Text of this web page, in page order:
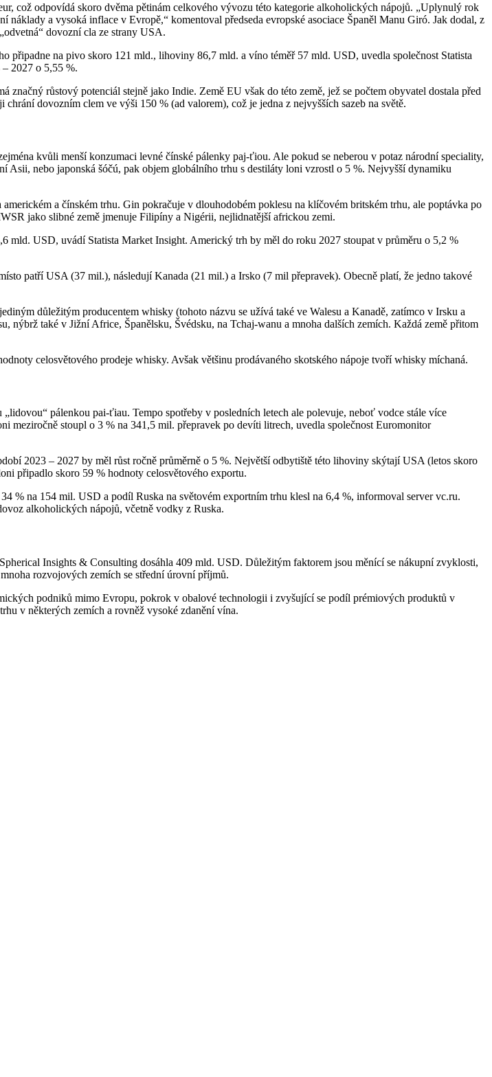
což odpovídá skoro dvěma pětinám celkového vývozu této kategorie alkoholických nápojů. „Uplynulý rok
a vysoká inflace v Evropě,“ komentoval předseda evropské asociace Španěl Manu Giró. Jak dodal, z
dovozní cla ze strany USA.
na pivo skoro 121 mld., lihoviny 86,7 mld. a víno téměř 57 mld. USD, uvedla společnost Statista
2027 o 5,55 %.
růstový potenciál stejně jako Indie. Země EU však do této země, jež se počtem obyvatel dostala před
dovozním clem ve výši 150 % (ad valorem), což je jedna z nejvyšších sazeb na světě.
kvůli menší konzumaci levné čínské pálenky paj-ťiou. Ale pokud se neberou v potaz národní speciality,
nebo japonská šóčú, pak objem globálního trhu s destiláty loni vzrostl o 5 %. Nejvyšší dynamiku
a čínském trhu. Gin pokračuje v dlouhodobém poklesu na klíčovém britském trhu, ale poptávka po
jako slibné země jmenuje Filipíny a Nigérii, nejlidnatější africkou zemi.
USD, uvádí Statista Market Insight. Americký trh by měl do roku 2027 stoupat v průměru o 5,2 %
patří USA (37 mil.), následují Kanada (21 mil.) a Irsko (7 mil přepravek). Obecně platí, že jedno takové
důležitým producentem whisky (tohoto názvu se užívá také ve Walesu a Kanadě, zatímco v Irsku a
také v Jižní Africe, Španělsku, Švédsku, na Tchaj-wanu a mnoha dalších zemích. Každá země přitom
celosvětového prodeje whisky. Avšak většinu prodávaného skotského nápoje tvoří whisky míchaná.
pálenkou pai-ťiau. Tempo spotřeby v posledních letech ale polevuje, neboť vodce stále více
stoupl o 3 % na 341,5 mil. přepravek po devíti litrech, uvedla společnost Euromonitor
2023 – 2027 by měl růst ročně průměrně o 5 %. Největší odbytiště této lihoviny skýtají USA (letos skoro
připadlo skoro 59 % hodnoty celosvětového exportu.
% na 154 mil. USD a podíl Ruska na světovém exportním trhu klesl na 6,4 %, informoval server vc.ru.
alkoholických nápojů, včetně vodky z Ruska.
Insights & Consulting dosáhla 409 mld. USD. Důležitým faktorem jsou měnící se nákupní zvyklosti,
rozvojových zemích se střední úrovní příjmů.
podniků mimo Evropu, pokrok v obalové technologii i zvyšující se podíl prémiových produktů v
v některých zemích a rovněž vysoké zdanění vína.